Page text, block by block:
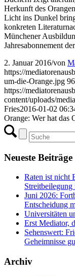
Herkunft des
Licht ins Dunkel
konkreten
Münchener
Jahresabonnement der
2. Januar 2016/von
https://
um-die-Orange.jpg
https://
content/uploads/
Fries2016-01-02
Orange: Wer hat das
Neueste Beiträge
Raten ist nicht
Juni 2026:
Entscheidung
Universitäten
Erst Mediator,
Sehenswert:
Geheimnisse
Archiv